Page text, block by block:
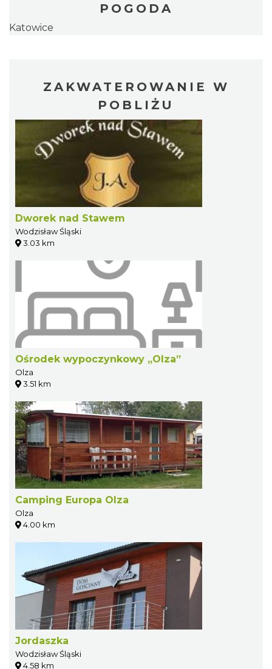
POGODA
Katowice
ZAKWATEROWANIE W
POBLIŻU
Dworek nad Stawem
Wodzisław Śląski
3.03 km
Ośrodek wypoczynkowy „Olza”
Olza
3.51 km
Camping Europa Olza
Olza
4.00 km
Jordaszka
Wodzisław Śląski
4.58 km